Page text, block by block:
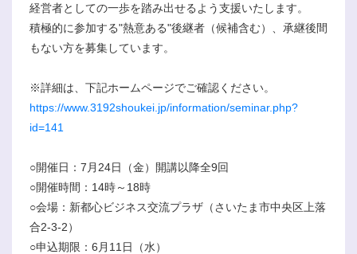
経営者としての一歩を踏み出せるよう支援いたします。
積極的に参加する"熱意ある"後継者（候補含む）、承継後間
もない方を募集しています。
※詳細は、下記ホームページでご確認ください。
https://www.3192shoukei.jp/information/seminar.php?
id=141
○開催日：7月24日（金）開講以降全9回
○開催時間：14時～18時
○会場：新都心ビジネス交流プラザ（さいたま市中央区上落
合2-3-2）
○申込期限：6月11日（水）